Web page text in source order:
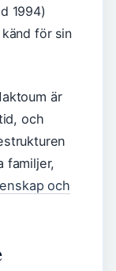
1994)
för sin
är
och
familjer,
och